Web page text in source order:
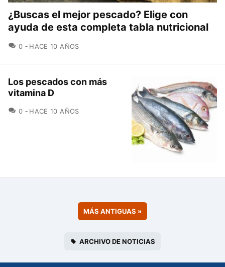
¿Buscas el mejor pescado? Elige con
ayuda de esta completa tabla nutricional
0 COMENTARIOS
HACE 10 AÑOS
Los pescados con más
vitamina D
0 COMENTARIOS
HACE 10 AÑOS
MÁS ANTIGUAS »
ARCHIVO DE NOTICIAS